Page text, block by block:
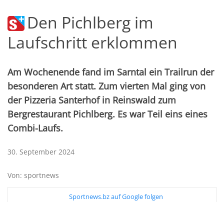
Den Pichlberg im
Laufschritt erklommen
Am Wochenende fand im Sarntal ein Trailrun der
besonderen Art statt. Zum vierten Mal ging von
der Pizzeria Santerhof in Reinswald zum
Bergrestaurant Pichlberg. Es war Teil eins eines
Combi-Laufs.
30. September 2024
Von: sportnews
Sportnews.bz auf Google folgen